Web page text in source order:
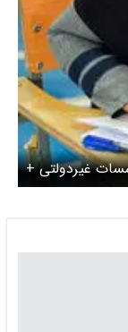
غیردولتی +